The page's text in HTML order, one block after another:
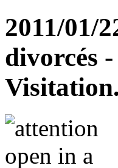
2011/01/
divorcés
Visitation.